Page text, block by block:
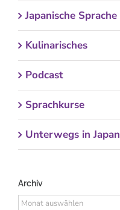
Japanische Sprache
Kulinarisches
Podcast
Sprachkurse
Unterwegs in Japan
Archiv
Archiv